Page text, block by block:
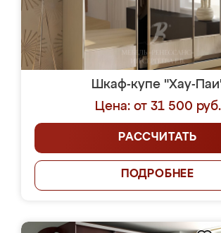
Шкаф-купе "Хау-
Цена: от 31 500 руб.
РАССЧИТАТЬ
ПОДРОБНЕЕ